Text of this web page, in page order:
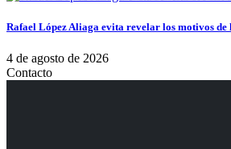
Rafael López Aliaga evita revelar los motivos de
4 de agosto de 2026
Contacto